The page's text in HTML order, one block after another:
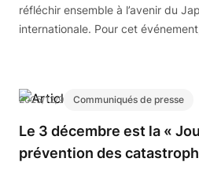
réfléchir ensemble à l’avenir du
internationale. Pour cet
2025/12/9 Communiqués de presse
Le 3 décembre est la «
prévention des